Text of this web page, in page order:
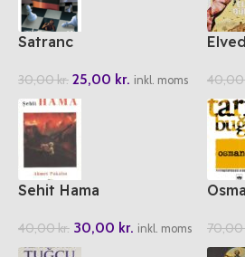
Satranc
30,00kr. 25,00 kr. inkl. moms
Sehit Hama
40,00kr. 30,00 kr. inkl. moms 70,00